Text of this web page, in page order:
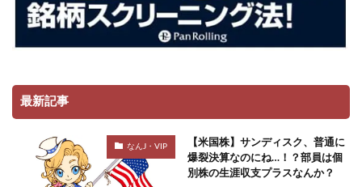
最新記事
なんJ・VIP
【米国株】サンディスク、普通に
爆裂決算なのにね…！？部員は個
別株の生涯収支プラスなんか？